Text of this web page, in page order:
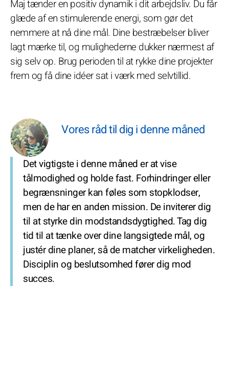
Maj tænder en positiv dynamik i dit arbejdsliv. Du får
glæde af en stimulerende energi, som gør det
nemmere at nå dine mål. Dine bestræbelser bliver
lagt mærke til, og mulighederne dukker nærmest af
sig selv op. Brug perioden til at rykke dine projekter
frem og få dine idéer sat i værk med selvtillid.
Vores råd til dig i denne måned
Det vigtigste i denne måned er at vise
tålmodighed og holde fast. Forhindringer eller
begrænsninger kan føles som stopklodser,
men de har en anden mission. De inviterer dig
til at styrke din modstandsdygtighed. Tag dig
tid til at tænke over dine langsigtede mål, og
justér dine planer, så de matcher virkeligheden.
Disciplin og beslutsomhed fører dig mod
succes.